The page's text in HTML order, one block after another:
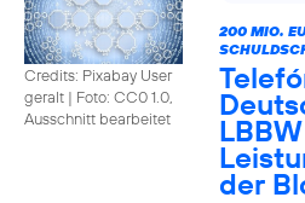
Credits: Pixabay User
geralt | Foto: CC0 1.0,
Ausschnitt bearbeitet
200 MIO.
der